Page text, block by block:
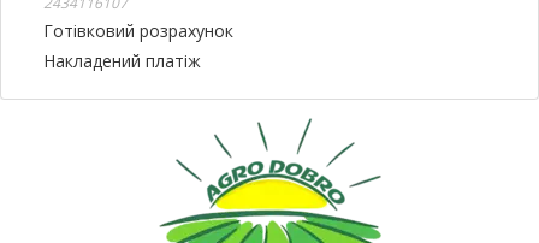
Готівковий розрахунок
Накладений платіж